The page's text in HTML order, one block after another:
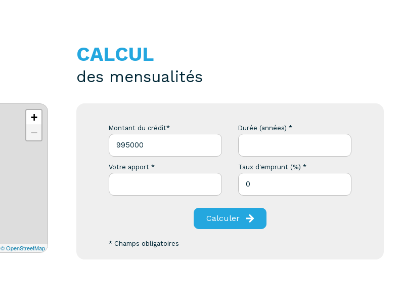
+
−
© OpenStreetMap
CALCUL
des mensualités
Montant du crédit* Durée (années) *
Votre apport * Taux d'emprunt (%) *
Calculer
* Champs obligatoires